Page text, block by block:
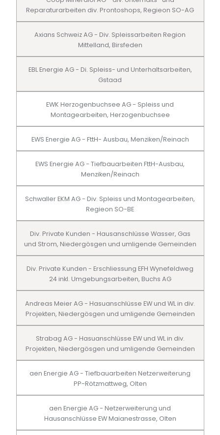
Reparaturarbeiten div. Prontoshops, Regieon SO-AG
Axians Schweiz AG - Div. Spleissarbeiten Region
Mittelland, Birsfeden
EBL Energie AG - Di. Spleiss- und Unterhaltsarbeiten,
Gstaad
EWK Herzogenbuchsee AG - Spleiss und
Montagearbeiten, Herzogenbuchsee
EWS Energie AG - FttH- Ausbau, Menziken/Reinach
EWS Energie AG - Tiefbauarbeiten FttH-Ausbau,
Menziken/Reinach
Schwaller EKM AG - Div. Spleiss und Montagearbeiten,
Regieon SO-BE
Div. Private Kunden - Hausanschlüsse Wasser, Gas
und Strom, Niedergösgen und umligende Gemeinden
Div. Private Kunden - Erschliessung EFH Wynefeldweg
24 inkl. Umgebungsarbeiten, Buchs AG
Andreas Meier AG - Hasuanschlüsse EW und WL in div.
Projekten, Niedergösgen und umligende Gemeinden
Strabag AG - Hasuanschlüsse EW und WL in div.
Projekten, Niedergösgen und umligende Gemeinden
aen Energie AG - Tiefbauarbeiten Netzerweiterung
PP-Rötzmattweg, Olten
aen Energie AG - Netzerweiterung und
Hausanschlüsse EW Maianestrasse, Olten